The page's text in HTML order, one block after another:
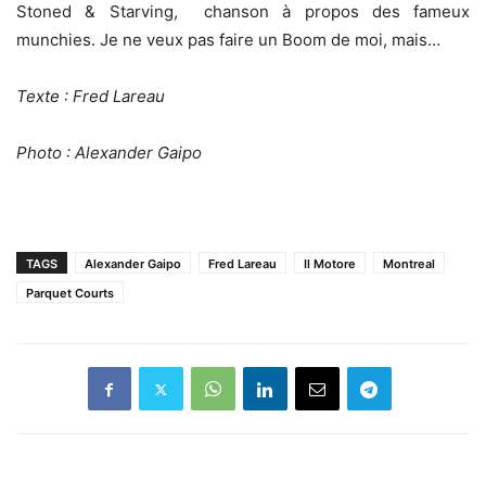
Stoned & Starving, chanson à propos des fameux
munchies. Je ne veux pas faire un Boom de moi, mais…
Texte : Fred Lareau
Photo : Alexander Gaipo
TAGS Alexander Gaipo Fred Lareau Il Motore
Montreal
Parquet Courts